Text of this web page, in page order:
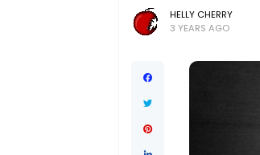
HELLY CHERRY
3 YEARS AGO